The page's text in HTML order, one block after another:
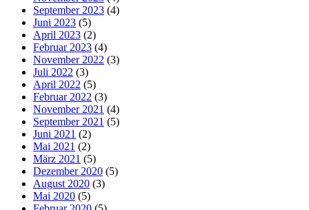
September 2023 (4)
Juni 2023 (5)
April 2023 (2)
Februar 2023 (4)
November 2022 (3)
Juli 2022 (3)
April 2022 (5)
Februar 2022 (3)
November 2021 (4)
September 2021 (5)
Juni 2021 (2)
Mai 2021 (2)
März 2021 (5)
Dezember 2020 (5)
August 2020 (3)
Mai 2020 (5)